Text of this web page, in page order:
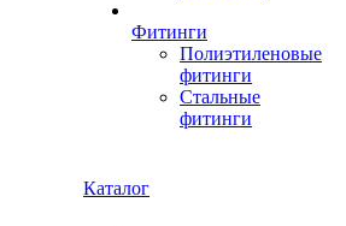
Фитинги
Полиэтиленовые
фитинги
Стальные
фитинги
Каталог